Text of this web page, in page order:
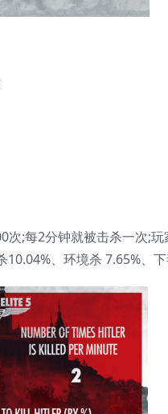
;每2分钟就被击杀一次;
、环境杀 7.65%、